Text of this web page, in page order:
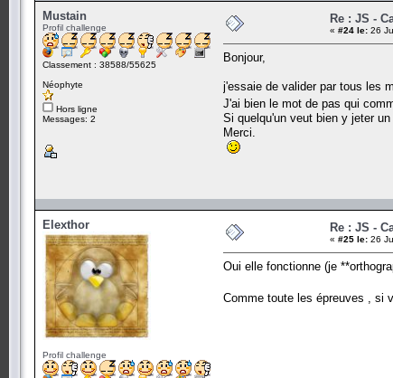
Mustain
Profil challenge
Classement : 38588/55625
Néophyte
Hors ligne
Messages: 2
Re : JS -
« #24 le: 26
Bonjour,
j'essaie de valider par tous les
J'ai bien le mot de pas qui
Si quelqu'un veut bien y jeter un
Merci.
Elexthor
Profil challenge
Re : JS -
« #25 le: 26
Oui elle fonctionne (je
Comme toute les épreuves , si